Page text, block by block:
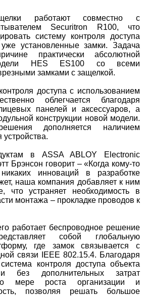
работают совместно с
Securitron R100, что
систему контроля доступа
уже установленные замки. Задача
практически абсолютной
HES ES100 со всеми
замками с защелкой.
доступа с использованием
облегчается благодаря
панелей и аксессуаров, а
конструкции новой модели.
дополняется наличием
устройства.
в ASSA ABLOY Electronic
Брэнсон говорит – «Когда кому-то
инноваций в разработке
наша компания добавляет к ним
что устраняет необходимость в
монтажа – прокладке проводов к
работает беспроводное решение
собой глобальную
где замок связывается с
связи IEEE 802.15.4. Благодаря
контроля доступа объекта
без дополнительных затрат
мере роста организации и
позволяя решать большое